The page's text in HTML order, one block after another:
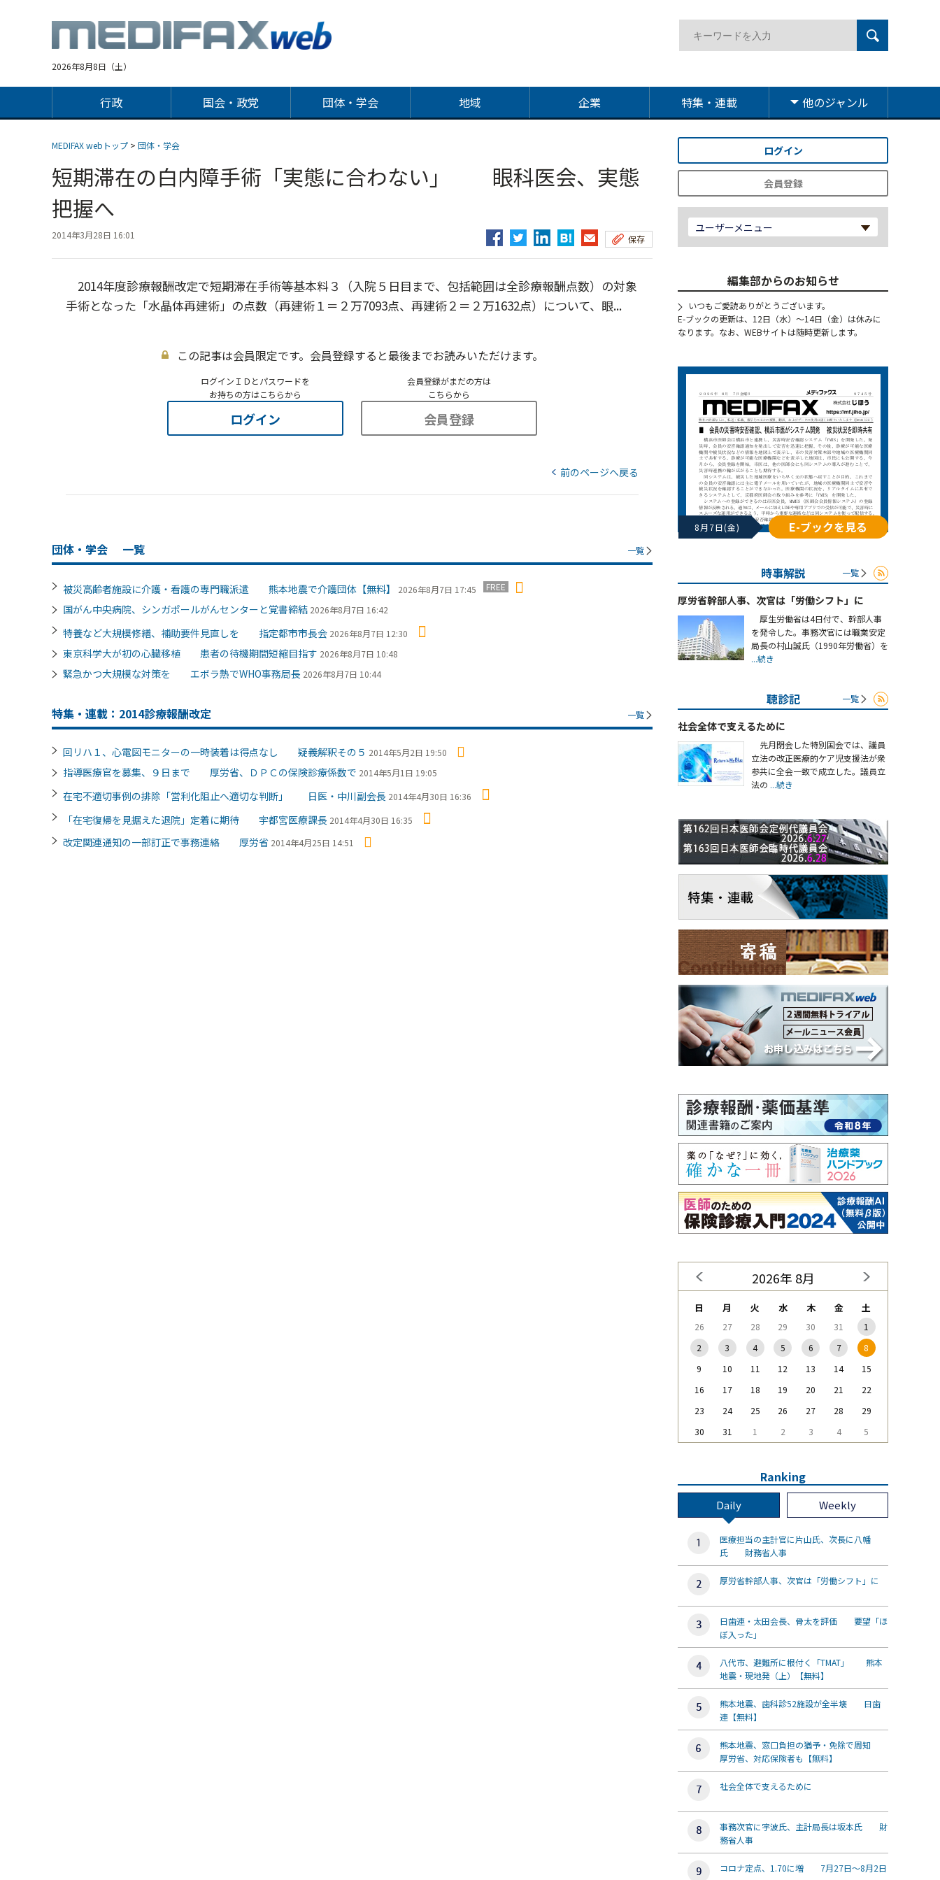
2026年8月8日（土）
行政 国会・政党 団体・学会 地域 企業 特集・連載 他のジャンル
MEDIFAX webトップ > 団体・学会
短期滞在の白内障手術「実態に合わない」 眼科医会、実態
把握へ
2014年3月28日 16:01 保存
2014年度診療報酬改定で短期滞在手術等基本料３（入院５日目まで、包括範囲は全診療報酬点数）の対象
手術となった「水晶体再建術」の点数（再建術１＝２万7093点、再建術２＝２万1632点）について、眼...
この記事は会員限定です。会員登録すると最後までお読みいただけます。
ログインＩＤとパスワードを
お持ちの方はこちらから
ログイン
会員登録がまだの方は
こちらから
会員登録
前のページへ戻る
団体・学会 一覧 一覧
被災高齢者施設に介護・看護の専門職派遣 熊本地震で介護団体【無料】 2026年8月7日 17:45 FREE
国がん中央病院、シンガポールがんセンターと覚書締結 2026年8月7日 16:42
特養など大規模修繕、補助要件見直しを 指定都市市長会 2026年8月7日 12:30
東京科学大が初の心臓移植 患者の待機期間短縮目指す 2026年8月7日 10:48
緊急かつ大規模な対策を エボラ熱でWHO事務局長 2026年8月7日 10:44
特集・連載：2014診療報酬改定 一覧
回リハ１、心電図モニターの一時装着は得点なし 疑義解釈その５ 2014年5月2日 19:50
指導医療官を募集、９日まで 厚労省、ＤＰＣの保険診療係数で 2014年5月1日 19:05
在宅不適切事例の排除「営利化阻止へ適切な判断」 日医・中川副会長 2014年4月30日 16:36
「在宅復帰を見据えた退院」定着に期待 宇都宮医療課長 2014年4月30日 16:35
改定関連通知の一部訂正で事務連絡 厚労省 2014年4月25日 14:51
ログイン
会員登録
ユーザーメニュー
編集部からのお知らせ
いつもご愛読ありがとうございます。
E-ブックの更新は、12日（水）～14日（金）は休みに
なります。なお、WEBサイトは随時更新します。
8月7日(金) E-ブックを見る
時事解説 一覧
厚労省幹部人事、次官は「労働シフト」に
厚生労働省は4日付で、幹部人事
を発令した。事務次官には職業安定
局長の村山誠氏（1990年労働省）を
...続き
聴診記 一覧
社会全体で支えるために
先月閉会した特別国会では、議員
立法の改正医療的ケア児支援法が衆
参共に全会一致で成立した。議員立
法の ...続き
2026年 8月
日 月 火 水 木 金 土
26 27 28 29 30 31
1
2
3 4 5 6 7
8
9
10 11 12 13 14
15
16
17 18 19 20 21
22
23
24 25 26 27 28
29
30
31 1 2 3 4 5
Ranking
Daily Weekly
医療担当の主計官に片山氏、次長に八幡
氏 財務省人事
厚労省幹部人事、次官は「労働シフト」に
日歯連・太田会長、骨太を評価 要望「ほ
ぼ入った」
八代市、避難所に根付く「TMAT」 熊本
地震・現地発（上）【無料】
熊本地震、歯科診52施設が全半壊 日歯
連【無料】
熊本地震、窓口負担の猶予・免除で周知
厚労省、対応保険者も【無料】
社会全体で支えるために
事務次官に宇波氏、主計局長は坂本氏 財
務省人事
コロナ定点、1.70に増 7月27日～8月2日